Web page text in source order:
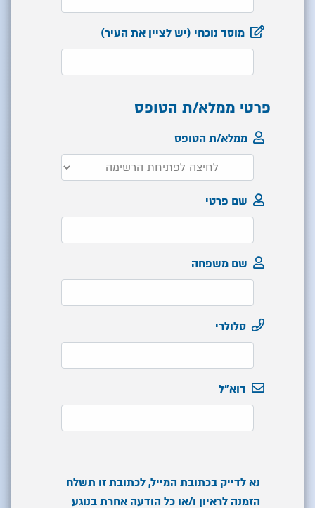
מוסד נוכחי (יש לציין את העיר)
פרטי ממלא/ת הטופס
ממלא/ת הטופס
שם פרטי
שם משפחה
סלולרי
דוא"ל
נא לדייק בכתובת המייל, לכתובת זו תשלח
הזמנה לראיון ו/או כל הודעה אחרת בנוגע